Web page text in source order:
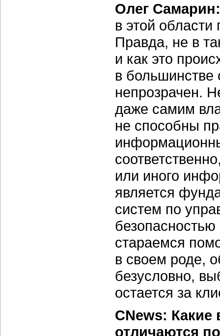
Олег Самарин:
в этой области
Правда, не в
и как это
в большинстве
непрозрачен.
даже самим
не способны
или иного
является
систем по
стараемся
в своем роде,
безусловно,
остается за
CNews:
отличаются